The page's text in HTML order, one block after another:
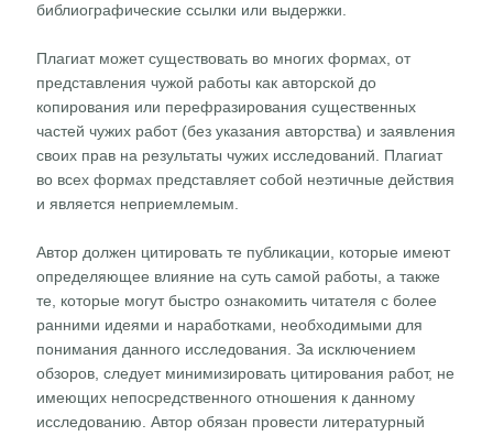
библиографические ссылки или выдержки.
Плагиат может существовать во многих формах, от
представления чужой работы как авторской до
копирования или перефразирования существенных
частей чужих работ (без указания авторства) и заявления
своих прав на результаты чужих исследований. Плагиат
во всех формах представляет собой неэтичные действия
и является неприемлемым.
Автор должен цитировать те публикации, которые имеют
определяющее влияние на суть самой работы, а также
те, которые могут быстро ознакомить читателя с более
ранними идеями и наработками, необходимыми для
понимания данного исследования. За исключением
обзоров, следует минимизировать цитирования работ, не
имеющих непосредственного отношения к данному
исследованию. Автор обязан провести литературный